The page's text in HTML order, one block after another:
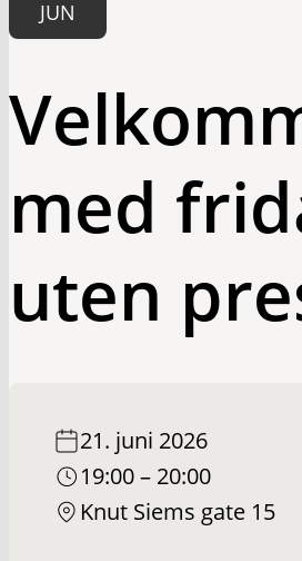
JUN
med
uten
21. juni 2026
19:00 – 20:00
Knut Siems gate 15